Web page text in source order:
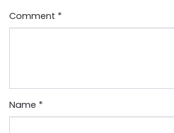
Comment *
Name *